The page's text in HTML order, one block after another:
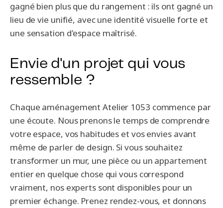
gagné bien plus que du rangement : ils ont gagné un
lieu de vie unifié, avec une identité visuelle forte et
une sensation d'espace maîtrisé.
Envie d'un projet qui vous
ressemble ?
Chaque aménagement Atelier 1053 commence par
une écoute. Nous prenons le temps de comprendre
votre espace, vos habitudes et vos envies avant
même de parler de design. Si vous souhaitez
transformer un mur, une pièce ou un appartement
entier en quelque chose qui vous correspond
vraiment, nos experts sont disponibles pour un
premier échange. Prenez rendez-vous, et donnons